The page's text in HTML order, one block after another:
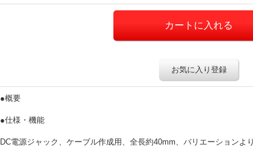
お気に入り登録
●概要
●仕様・機能
DC電源ジャック、ケーブル作成用、全長約40mm、バリエーションよ